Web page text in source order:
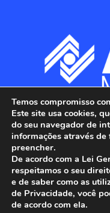
ANFIP -
Fiscais da
Temos compromisso
Este site usa cookies,
do seu navegador de
informações através
preencher.
De acordo com a Lei
respeitamos o seu
e de saber como as
de Privacidade, você
de acordo com ela.